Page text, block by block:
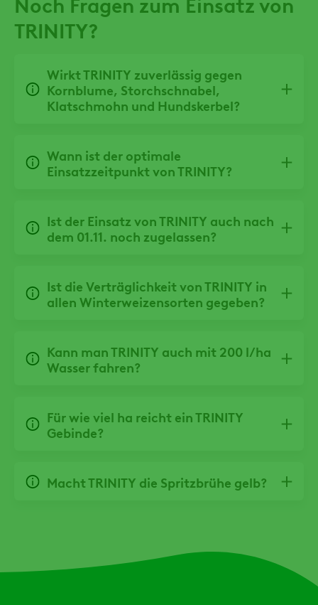
TRINITY?
Wirkt TRINITY zuverlässig gegen
Kornblume, Storchschnabel,
Klatschmohn und Hundskerbel?
Wann ist der optimale
Einsatzzeitpunkt von TRINITY?
Ist der Einsatz von TRINITY auch nach
dem 01.11. noch zugelassen?
Ist die Verträglichkeit von TRINITY in
allen Winterweizensorten gegeben?
Kann man TRINITY auch mit 200 l/ha
Wasser fahren?
Für wie viel ha reicht ein TRINITY
Gebinde?
Macht TRINITY die Spritzbrühe gelb?